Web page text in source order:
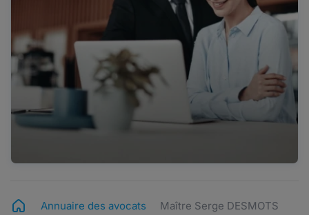
Annuaire des avocats Maître Serge DESMOTS